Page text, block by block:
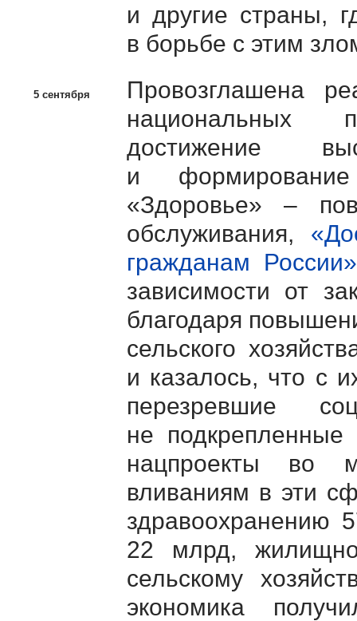
и другие страны,
в борьбе с этим
5 сентября
Провозглашена
национальных
достижение
и
«Здоровье» –
обслуживания,
гражданам России»
зависимости от
благодаря
сельского
и казалось, что с
перезревшие
не
нацпроекты во
вливаниям в эти
здравоохранению
22 млрд,
сельскому
экономика